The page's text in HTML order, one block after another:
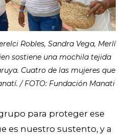
Robles, Sandra Vega, Merlí
sostiene una mochila tejida
Cuatro de las mujeres que
/ FOTO: Fundación Manati
para proteger ese
es nuestro sustento, y a